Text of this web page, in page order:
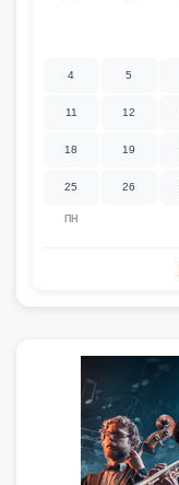
ПН
4 5
11 12
18 19
25 26